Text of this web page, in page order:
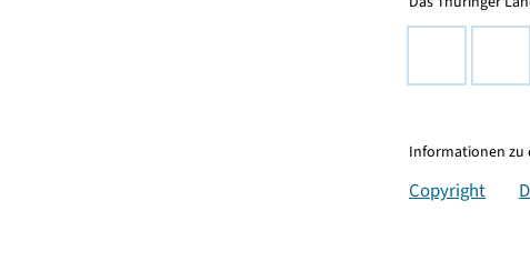
Informationen zu
Copyright